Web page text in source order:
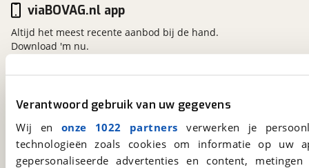
Verantwoord gebruik van uw gegevens
Wij en onze 1022 partners verwerken je
technologieën zoals cookies om informatie op
gepersonaliseerde advertenties en content,
viaBOVAG.nl
3981 AJ
Bunnik
Een initiatief van
BOVAG
viaBOVAG.nl app
Altijd het meest recente aanbod bij de hand.
Download 'm nu.